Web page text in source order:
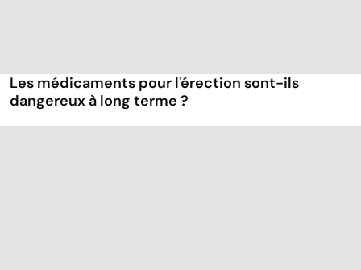
Les médicaments pour l'érection sont-ils
dangereux à long terme ?